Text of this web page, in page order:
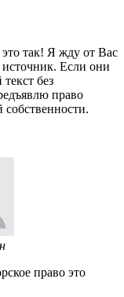
так! Я жду от Вас
Если они
без
право
собственности.
право это